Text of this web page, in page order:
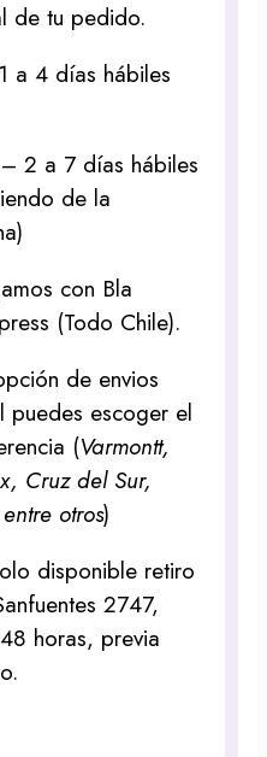
de tu pedido.
a 4 días hábiles
– 2 a 7 días hábiles
de la
con Bla
(Todo Chile).
de envios
puedes escoger el
(Varmontt,
Cruz del Sur,
otros)
disponible retiro
2747,
horas, previa